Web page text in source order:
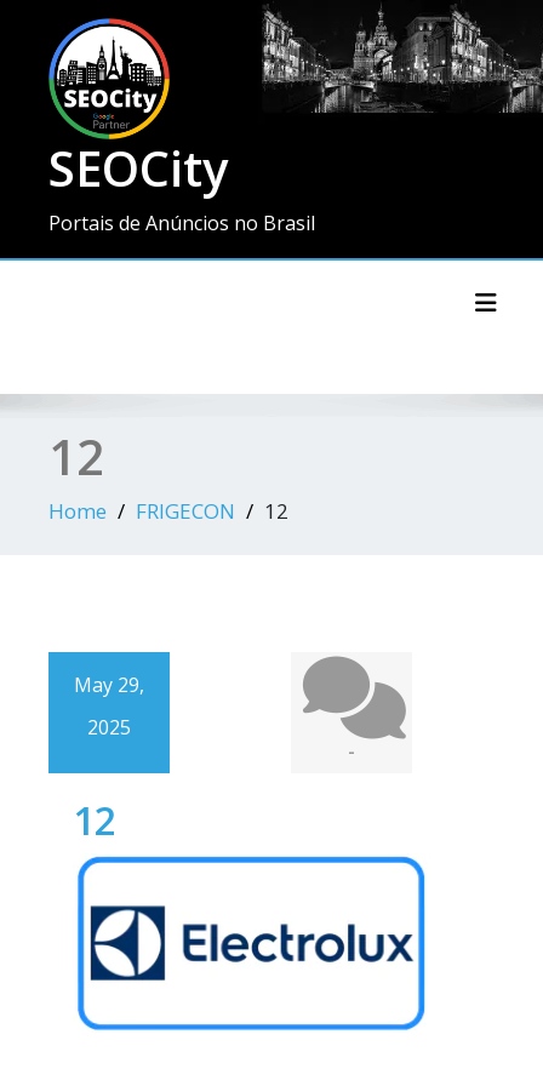
SEOCity
Portais de Anúncios no Brasil
12
Home FRIGECON 12
May 29,
2025
-
12